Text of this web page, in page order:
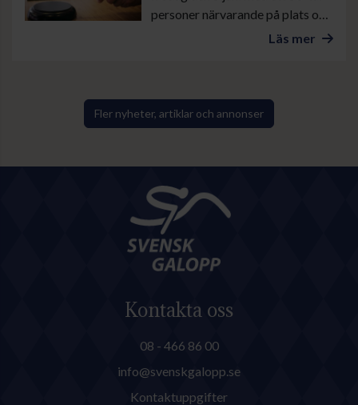
personer närvarande på plats och
ytterligare ett antal åhörare på
styrelsen samt representanter
för valberedning och
Läs mer
Fler nyheter, artiklar och annonser
Kontakta oss
08 - 466 86 00
info@svenskgalopp.se
Kontaktuppgifter